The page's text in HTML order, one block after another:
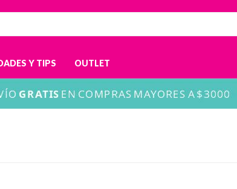
Y TIPS OUTLET